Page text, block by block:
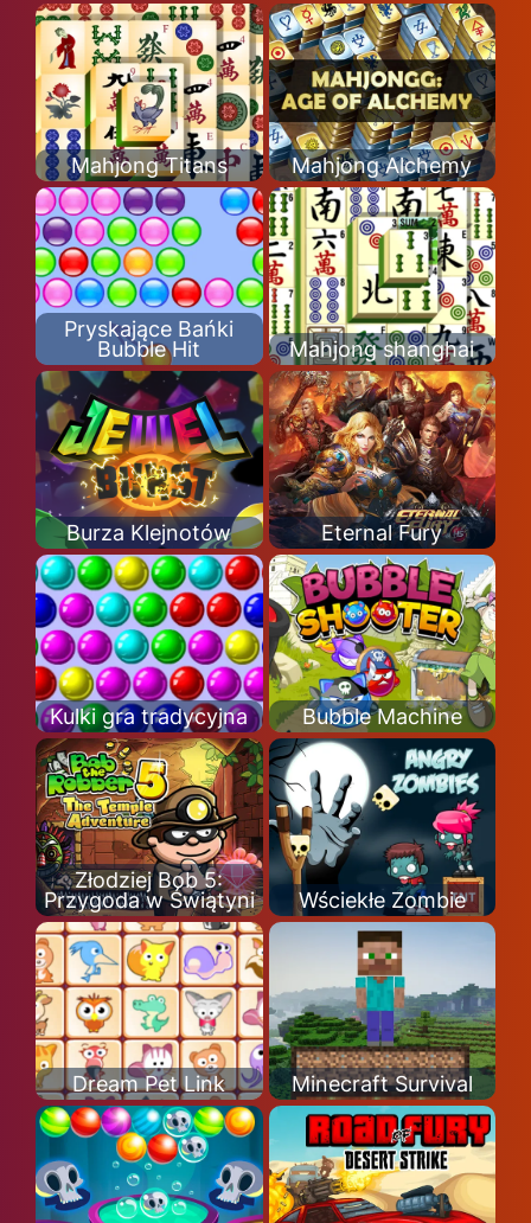
Mahjong Titans Mahjong Alchemy
Pryskające Bańki
Bubble Hit
Mahjong shanghai
Burza Klejnotów Eternal Fury
Kulki gra tradycyjna Bubble Machine
Złodziej Bob 5:
Przygoda w Świątyni
Wściekłe Zombie
Dream Pet Link Minecraft Survival